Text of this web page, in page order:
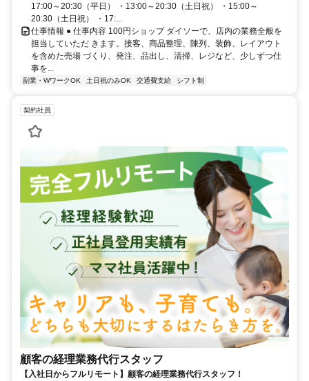
17:00～20:30（平日） ・13:00～20:30（土日祝） ・15:00～
20:30（土日祝） ・17:...
仕事情報 ● 仕事内容 100円ショップ ダイソーで、店内の業務全般を
担当していただ きます。接客、商品整理、陳列、装飾、レイアウト
を含めた売場 づくり、発注、品出し、清掃、レジなど、少しずつ仕
事を...
副業・WワークOK 土日祝のみOK 交通費支給 シフト制
契約社員
顧客の経理業務代行スタッフ
【入社日からフルリモート】顧客の経理業務代行スタッフ！